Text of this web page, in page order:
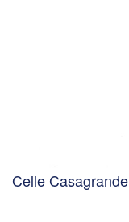
Celle Casagrande